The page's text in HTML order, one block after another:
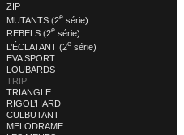
ZIP
MUTANTS (2esérie)
REBELS (2esérie)
L’ÉCLATANT (2esérie)
EVA SPORT
LOUBARDS
TRIP
TRIANGLE
RIGOL’HARD
CULBUTANT
MELODRAME